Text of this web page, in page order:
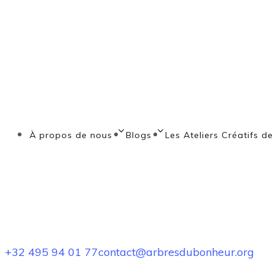
À propos de nous Blogs Les Ateliers Créatifs de
+32 495 94 01 77contact@arbresdubonheur.org